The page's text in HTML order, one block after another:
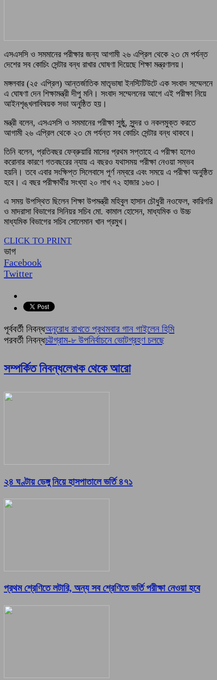
এসএসসি ও সমমানের পরীক্ষার জন্য আগামী ২৬ এপ্রিল থেকে ২৩ মে পর্যন্ত
দেশের সব কোচিং সেন্টার বন্ধ রাখার ঘোষণা দিয়েছে শিক্ষা মন্ত্রণালয়।
মঙ্গলবার (২৫ এপ্রিল) আন্তর্জাতিক মাতৃভাষা ইনস্টিটিউটে এক সংবাদ সম্মেলনে
এ ঘোষণা দেন শিক্ষামন্ত্রী দীপু মনি। সংবাদ সম্মেলনের আগে এই পরীক্ষা নিয়ে
আইনশৃঙ্খলাবিষয়ক সভা অনুষ্ঠিত হয়।
মন্ত্রী বলেন, এসএসসি ও সমমানের পরীক্ষা সুষ্ঠু, সুন্দর ও নকলমুক্ত করতে
আগামী ২৬ এপ্রিল থেকে ২৩ মে পর্যন্ত সব কোচিং সেন্টার বন্ধ থাকবে।
তিনি বলেন, প্রতিবছর ফেব্রুয়ারি মাসের প্রথম সপ্তাহে এ পরীক্ষা হলেও
করোনার কারণে গতবছরের ন্যায় এ বছরও যথাসময় পরীক্ষা নেওয়া সম্ভব
হয়নি। তবে এবার সংক্ষিপ্ত সিলেবাসে পূর্ণ নম্বরে এবং সময়ে এ পরীক্ষা অনুষ্ঠিত
হবে। এ বছর পরীক্ষার্থীর সংখ্যা ২০ লাখ ৭২ হাজার ১৬৩।
এ সময় উপস্থিত ছিলেন শিক্ষা উপমন্ত্রী মহিবুল হাসান চৌধুরী নওফেল, কারিগরি
ও মাদরাসা বিভাগের সিনিয়র সচিব মো. কামাল হোসেন, মাধ্যমিক ও উচ্চ
মাধ্যমিক বিভাগের সচিব সোলেমান খান প্রমুখ।
CLICK TO PRINT
ভাগ
Facebook
Twitter
পূর্ববর্তী নিবন্ধঅনুরোধ রাখতে প্রথমবার গান গাইলেন হিমি
পরবর্তী নিবন্ধচট্টগ্রাম-৮ উপনির্বাচনে ভোটগ্রহণ চলছে
সম্পর্কিত নিবন্ধলেখক থেকে আরো
২৪ ঘণ্টায় ডেঙ্গু নিয়ে হাসপাতালে ভর্তি ৪৭১
প্রথম শ্রেণিতে লটারি, অন্য সব শ্রেণিতে ভর্তি পরীক্ষা নেওয়া হবে